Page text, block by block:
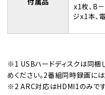
x1枚、B
ジx1本、
※1 USBハードディスクは同梱
めください。2番組同時録画には
※2 ARC対応はHDMI1のみです